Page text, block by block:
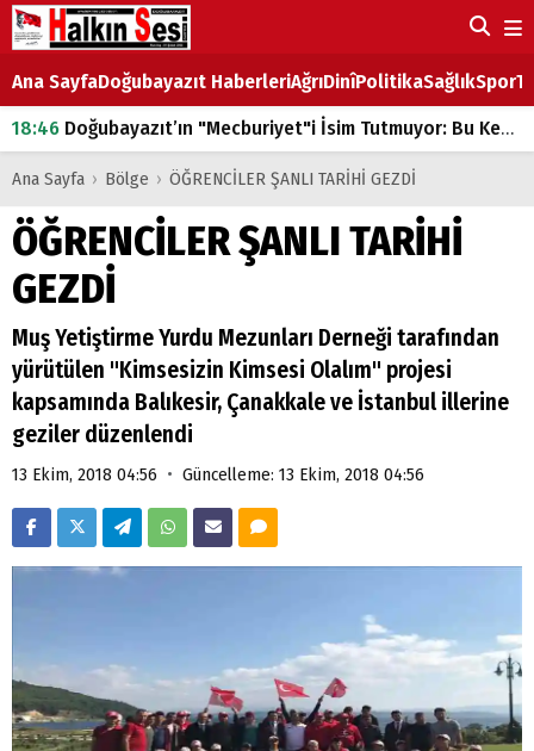
Ana SayfaDoğubayazıt HaberleriAğrıDinîPolitikaSağlıkSpor
18:46 Doğubayazıt’ın "Mecburiyet"i İsim Tutmuyor: Bu Kez de Mem u Zîn Oldu!
07:53Doğubayazıt’ta Ekmek Fiyatlarına Zam
07:16Doğubayazıt'ta çocukların sırtındaki ağır yük
07:00 DEVLET ve HÜKÜMET
18:29ÇARŞI CADDESİ YAZ BOZ TAHTASI
Ana Sayfa › Bölge › ÖĞRENCİLER ŞANLI TARİHİ GEZDİ
ÖĞRENCİLER ŞANLI TARİHİ
GEZDİ
Muş Yetiştirme Yurdu Mezunları Derneği tarafından
yürütülen "Kimsesizin Kimsesi Olalım" projesi
kapsamında Balıkesir, Çanakkale ve İstanbul illerine
geziler düzenlendi
13 Ekim, 2018 04:56 • Güncelleme: 13 Ekim, 2018 04:56